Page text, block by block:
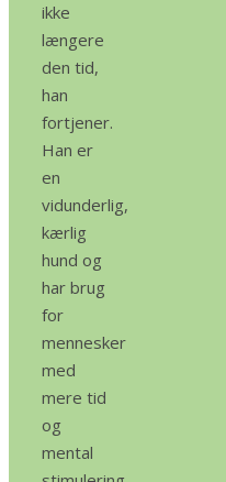
ikke
længere
den tid,
han
fortjener.
Han er
en
vidunderlig,
kærlig
hund og
har brug
for
mennesker
med
mere tid
og
mental